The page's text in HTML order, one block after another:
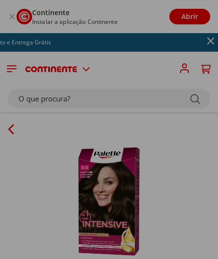
Continente
Instalar a aplicação Continente
Abrir
Entrega Grátis
O que procura?